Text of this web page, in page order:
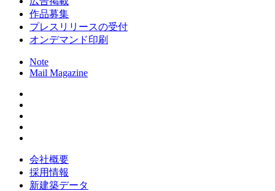
作品募集
プレスリリースの受付
オンデマンド印刷
Note
Mail Magazine
会社概要
採用情報
新建築データ